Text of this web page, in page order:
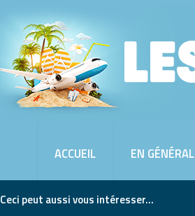
ACCUEIL EN GÉNÉRAL
Ceci peut aussi vous intéresser...